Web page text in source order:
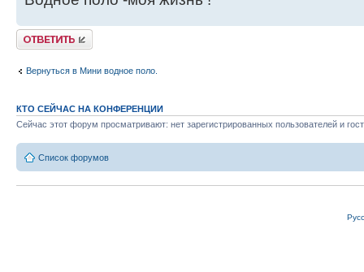
Ответить
Вернуться в Мини водное поло.
КТО СЕЙЧАС НА КОНФЕРЕНЦИИ
Сейчас этот форум просматривают: нет зарегистрированных пользователей и
Список форумов